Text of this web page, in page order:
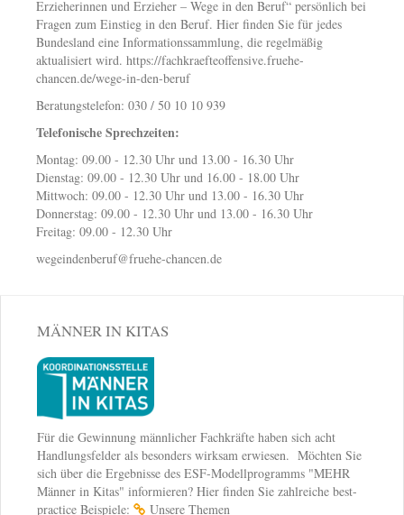
Erzieherinnen und Erzieher – Wege in den Beruf“ persönlich bei
Fragen zum Einstieg in den Beruf. Hier finden Sie für jedes
Bundesland eine Informationssammlung, die regelmäßig
aktualisiert wird. https://fachkraefteoffensive.fruehe-
chancen.de/wege-in-den-beruf
Beratungstelefon: 030 / 50 10 10 939
Telefonische Sprechzeiten:
Montag: 09.00 - 12.30 Uhr und 13.00 - 16.30 Uhr
Dienstag: 09.00 - 12.30 Uhr und 16.00 - 18.00 Uhr
Mittwoch: 09.00 - 12.30 Uhr und 13.00 - 16.30 Uhr
Donnerstag: 09.00 - 12.30 Uhr und 13.00 - 16.30 Uhr
Freitag: 09.00 - 12.30 Uhr
wegeindenberuf@fruehe-chancen.de
MÄNNER IN KITAS
Für die Gewinnung männlicher Fachkräfte haben sich acht
Handlungsfelder als besonders wirksam erwiesen. Möchten Sie
sich über die Ergebnisse des ESF-Modellprogramms "MEHR
Männer in Kitas" informieren? Hier finden Sie zahlreiche best-
practice Beispiele:
Unsere Themen